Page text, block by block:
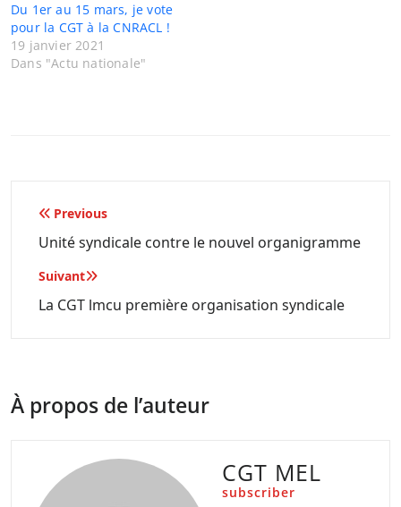
Du 1er au 15 mars, je vote
pour la CGT à la CNRACL !
19 janvier 2021
Dans "Actu nationale"
Navigation
de
l’article
Previous
Unité syndicale contre le nouvel organigramme
Suivant
La CGT lmcu première organisation syndicale
À propos de l’auteur
CGT MEL
subscriber